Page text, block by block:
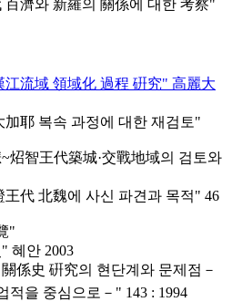
百濟와 新羅의 關係에 대한 考察"
江流域 領域化 過程 硏究" 高麗⼤
加耶 복속 과정에 대한 재검토"
炤智王代築城·交戰地域의 검토와
王代 北魏에 사신 파견과 목적" 46
"
혜안 2003
係史 硏究의 현단계와 문제점－
적을 중심으로－" 143 : 1994